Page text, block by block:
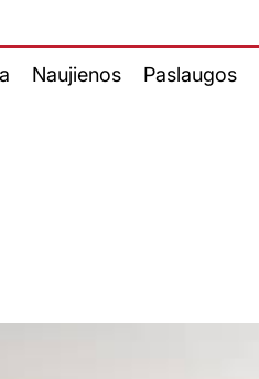
Naujienos Paslaugos